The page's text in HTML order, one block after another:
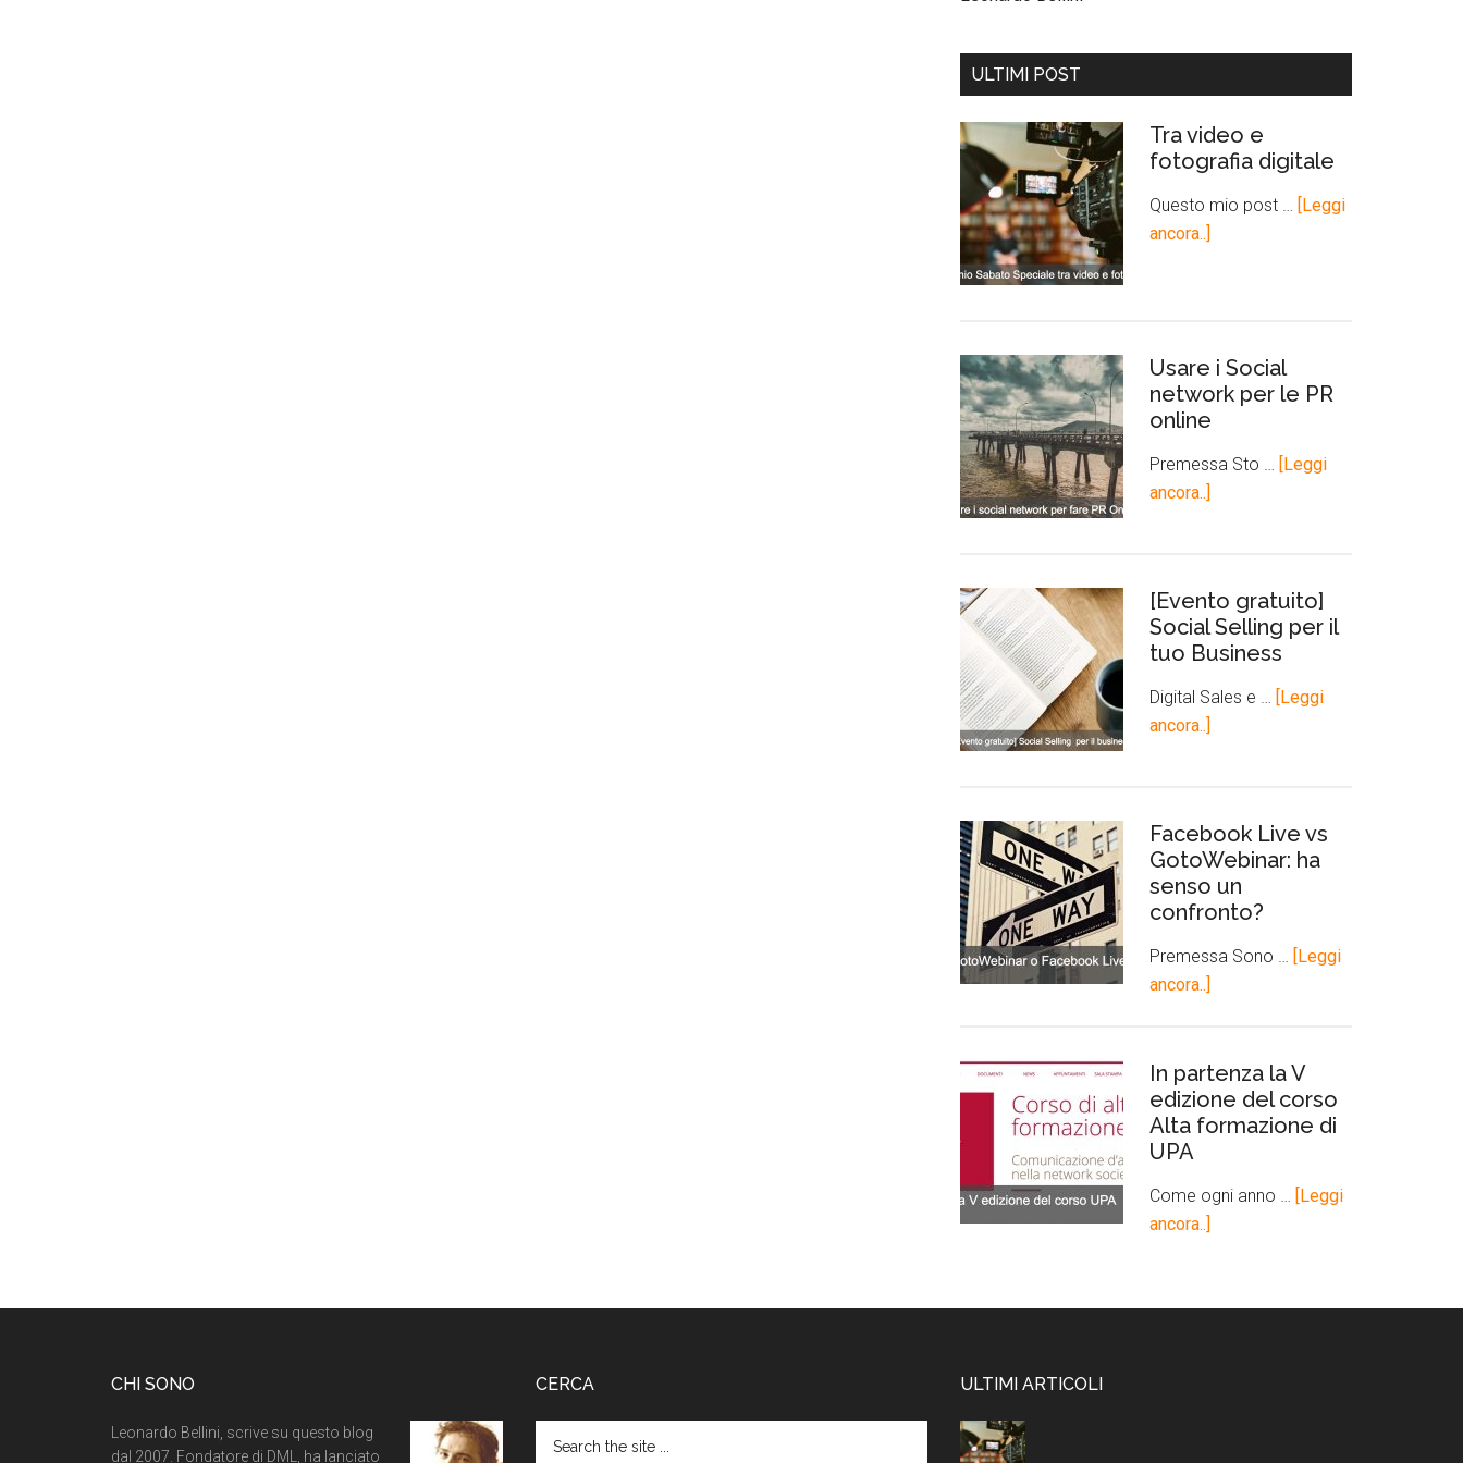
ULTIMI POST
Tra video e
fotografia digitale
Questo mio post …
[Leggi
ancora..]
Usare i Social
network per le PR
online
Premessa Sto …
[Leggi
ancora..]
[Evento gratuito]
Social Selling per il
tuo Business
Digital Sales e …
[Leggi
ancora..]
Facebook Live vs
GotoWebinar: ha
senso un
confronto?
Premessa Sono …
[Leggi
ancora..]
In partenza la V
edizione del corso
Alta formazione di
UPA
Come ogni anno …
[Leggi
ancora..]
CHI SONO
Leonardo Bellini, scrive su questo blog
dal 2007. Fondatore di DML, ha lanciato
CERCA ULTIMI ARTICOLI